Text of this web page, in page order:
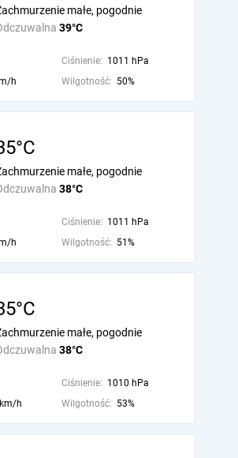
39°C
małe, pogodnie
Ciśnienie: 1011 hPa
h Wilgotność: 50%
38°C
małe, pogodnie
Ciśnienie: 1011 hPa
h Wilgotność: 51%
38°C
małe, pogodnie
Ciśnienie: 1010 hPa
h Wilgotność: 53%